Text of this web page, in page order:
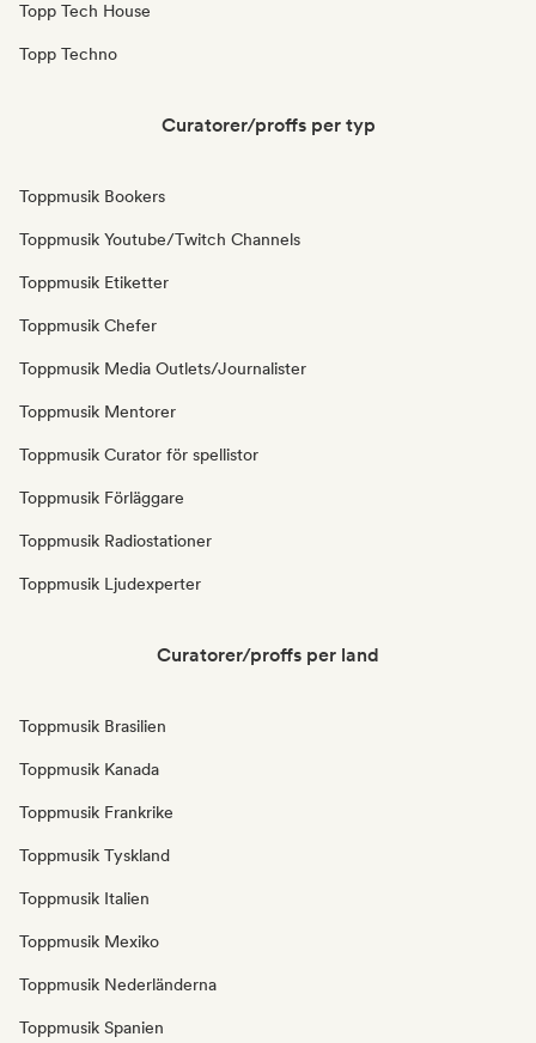
Topp Tech House
Topp Techno
Curatorer/proffs per typ
Toppmusik Bookers
Toppmusik Youtube/Twitch Channels
Toppmusik Etiketter
Toppmusik Chefer
Toppmusik Media Outlets/Journalister
Toppmusik Mentorer
Toppmusik Curator för spellistor
Toppmusik Förläggare
Toppmusik Radiostationer
Toppmusik Ljudexperter
Curatorer/proffs per land
Toppmusik Brasilien
Toppmusik Kanada
Toppmusik Frankrike
Toppmusik Tyskland
Toppmusik Italien
Toppmusik Mexiko
Toppmusik Nederländerna
Toppmusik Spanien